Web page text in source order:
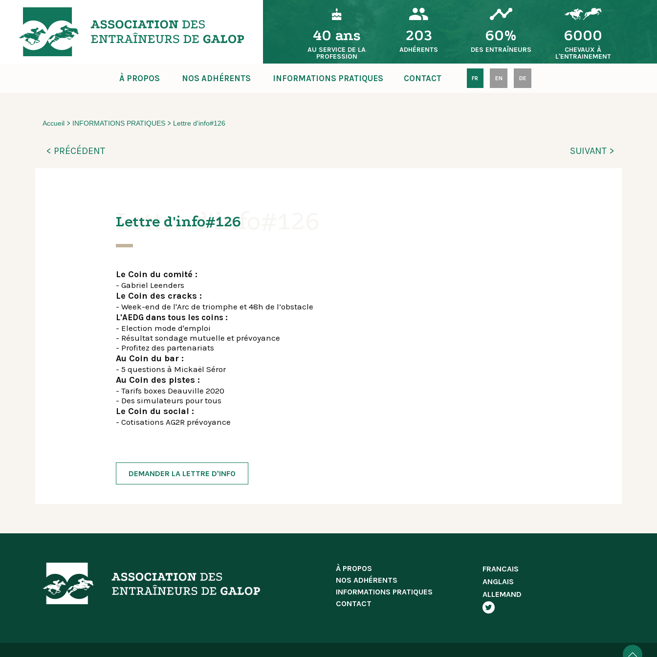
40 ans
AU SERVICE DE LA
PROFESSION
203
ADHÉRENTS
60%
DES ENTRAÎNEURS
6000
CHEVAUX À
L'ENTRAINEMENT
À PROPOS NOS ADHÉRENTS INFORMATIONS PRATIQUES CONTACT FR EN DE
Accueil > INFORMATIONS PRATIQUES > Lettre d'info#126
< PRÉCÉDENT SUIVANT >
Lettre d'info#126
Lettre d'info#126
Le Coin du comité :
- Gabriel Leenders
Le Coin des cracks :
- Week-end de l'Arc de triomphe et 48h de l’obstacle
L'AEDG dans tous les coins :
- Election mode d'emploi
- Résultat sondage mutuelle et prévoyance
- Profitez des partenariats
Au Coin du bar :
- 5 questions à Mickaël Séror
Au Coin des pistes :
- Tarifs boxes Deauville 2020
- Des simulateurs pour tous
Le Coin du social :
- Cotisations AG2R prévoyance
DEMANDER LA LETTRE D'INFO
À PROPOS
NOS ADHÉRENTS
INFORMATIONS PRATIQUES
CONTACT
FRANCAIS
ANGLAIS
ALLEMAND